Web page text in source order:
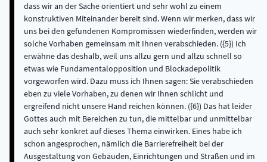
dass wir an der Sache orientiert und sehr wohl zu einem
konstruktiven Miteinander bereit sind. Wenn wir merken, dass wir
uns bei den gefundenen Kompromissen wiederfinden, werden wir
solche Vorhaben gemeinsam mit Ihnen verabschieden. ({5}) Ich
erwähne das deshalb, weil uns allzu gern und allzu schnell so
etwas wie Fundamentalopposition und Blockadepolitik
vorgeworfen wird. Dazu muss ich Ihnen sagen: Sie verabschieden
eben zu viele Vorhaben, zu denen wir Ihnen schlicht und
ergreifend nicht unsere Hand reichen können. ({6}) Das hat leider
Gottes auch mit Bereichen zu tun, die mittelbar und unmittelbar
auch sehr konkret auf dieses Thema einwirken. Eines habe ich
schon angesprochen, nämlich die Barrierefreiheit bei der
Ausgestaltung von Gebäuden, Einrichtungen und Straßen und im